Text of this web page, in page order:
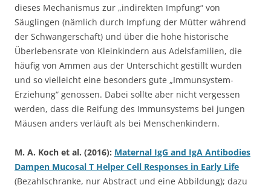
dieses Mechanismus zur „indirekten Impfung“ von
Säuglingen (nämlich durch Impfung der Mütter während
der Schwangerschaft) und über die hohe historische
Überlebensrate von Kleinkindern aus Adelsfamilien, die
häufig von Ammen aus der Unterschicht gestillt wurden
und so vielleicht eine besonders gute „Immunsystem-
Erziehung“ genossen. Dabei sollte aber nicht vergessen
werden, dass die Reifung des Immunsystems bei jungen
Mäusen anders verläuft als bei Menschenkindern.
M. A. Koch et al. (2016): Maternal IgG and IgA Antibodies
Dampen Mucosal T Helper Cell Responses in Early Life
(Bezahlschranke, nur Abstract und eine Abbildung); dazu